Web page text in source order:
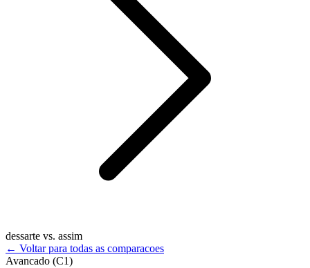
dessarte vs. assim
← Voltar para todas as comparacoes
Avancado (C1)